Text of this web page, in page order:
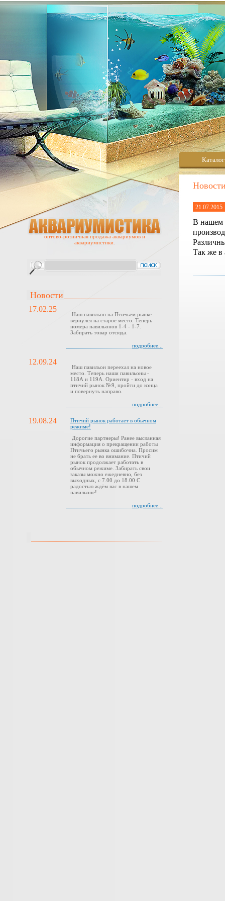
Каталог
21.07.2015
В нашем
Так же в
оптово-розничная продажа аквариумов и
аквариумистики.
Новости
17.02.25
Наш павильон на Птичьем рынке
вернулся на старое место. Теперь
номера павильонов 1-4 - 1-7.
Забирать товар отсюда.
подробнее...
12.09.24
Наш павильон переехал на новое
место. Теперь наши павильоны -
118А и 119А. Ориентир - вход на
птичий рынок №9, пройти до конца
и повернуть направо.
подробнее...
19.08.24
Птичий рынок работает в обычном
режиме!
Дорогие партнеры! Ранее высланная
информация о прекращении работы
Птичьего рынка ошибочна. Просим
не брать ее во внимание. Птичий
рынок продолжает работать в
обычном режиме. Забирать свои
заказы можно ежедневно, без
выходных, с 7.00 до 18.00 С
радостью ждём вас в нашем
павильоне!
подробнее...